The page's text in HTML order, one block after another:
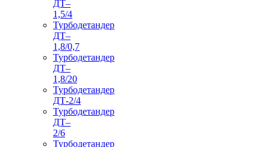
ДТ–
1,5/4
Турбодетандер
ДТ–
1,8/0,7
Турбодетандер
ДТ–
1,8/20
Турбодетандер
ДТ-2/4
Турбодетандер
ДТ–
2/6
Турбодетандер